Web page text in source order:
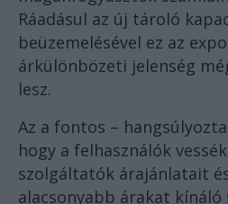
Ráadásul az új tároló
beüzemelésével ez az
árkülönbözeti jelenség
lesz.
Az a fontos – hangsúlyozta
hogy a felhasználók
szolgáltatók árajánlatait
alacsonyabb árakat